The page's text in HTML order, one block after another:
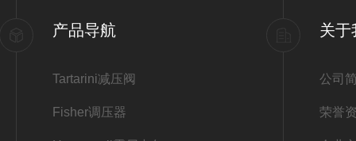
产品导航
Tartarini减压阀
Fisher调压器
关于
公司
荣誉